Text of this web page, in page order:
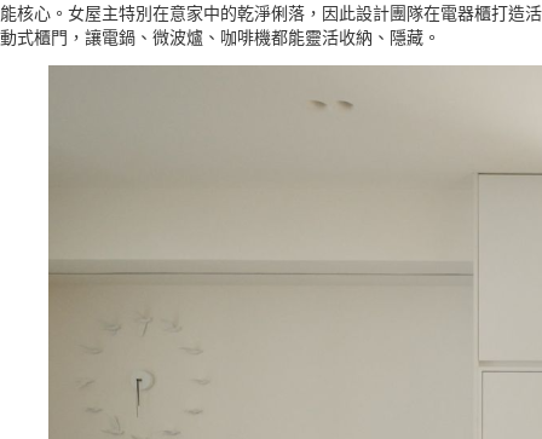
能核心。女屋主特別在意家中的乾淨俐落，因此設計團隊在電器櫃打造活
動式櫃門，讓電鍋、微波爐、咖啡機都能靈活收納、隱藏。